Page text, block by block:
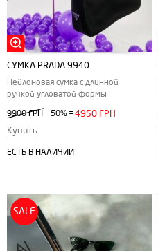
СУМКА РRADA 9940
Нейлоновая сумка с длинной
ручкой угловатой формы
9900 ГРН— 50% =4950 ГРН
Купить
ЕСТЬ В НАЛИЧИИ
SALE